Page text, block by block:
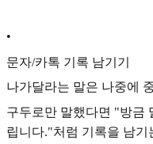
•
문자/카톡 기록 남기기
나가달라는 말은 나중에
구두로만 말했다면 "방금
립니다."처럼 기록을 남기